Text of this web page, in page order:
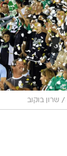
/ שרון בוקוב